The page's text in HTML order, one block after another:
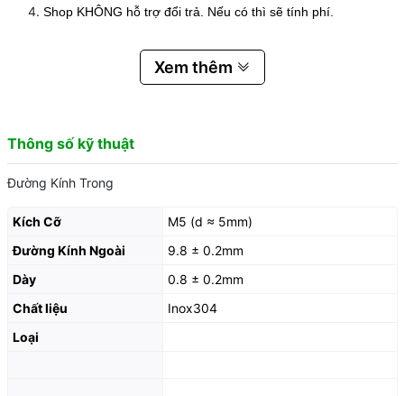
Shop KHÔNG hỗ trợ đổi trả. Nếu có thì sẽ tính phí.
Xem thêm
Thông số kỹ thuật
Đường Kính Trong
Kích Cỡ
M5 (d ≈ 5mm)
Đường Kính Ngoài
9.8 ± 0.2mm
Dày
0.8 ± 0.2mm
Chất liệu
Inox304
Loại